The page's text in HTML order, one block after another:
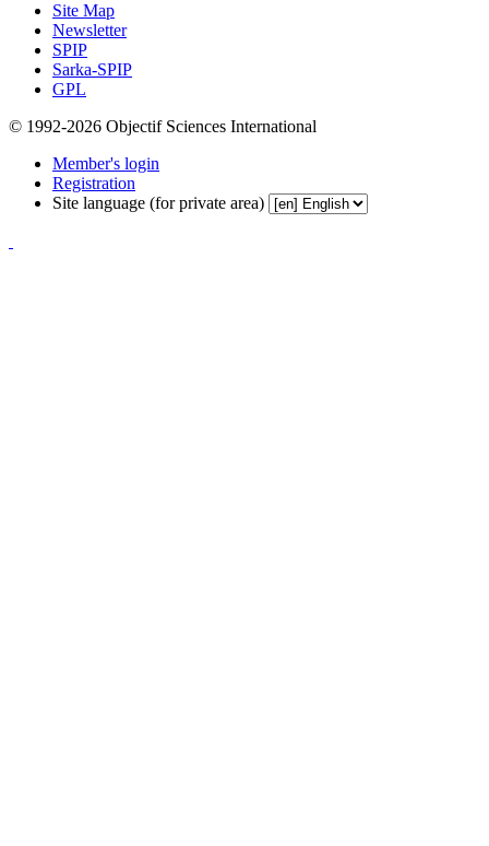
Site Map
Newsletter
SPIP
Sarka-SPIP
GPL
© 1992-2026 Objectif Sciences International
Member's login
Registration
Site language (for private area)